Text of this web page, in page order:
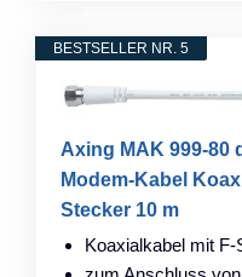
BESTSELLER NR. 5
Axing MAK 999-80
Modem-Kabel
Stecker 10 m
Koaxialkabel mit